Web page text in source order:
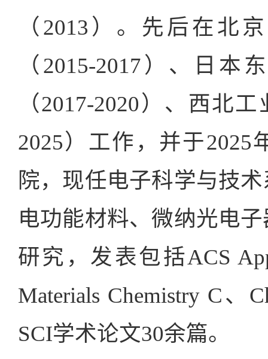
（2013）。先后在北
（2015-2017）、日
（2017-2020）、西北
2025）工作，并于
院，现任电子科学与技
电功能材料、微纳光电
研究，发表包括ACS
Materials Chemistry C、
SCI学术论文30余篇。